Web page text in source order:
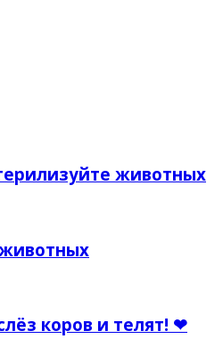
животных
коров и телят! ❤